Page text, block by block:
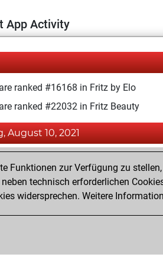
App Activity
ranked #16168 in Fritz by Elo
ranked #22032 in Fritz Beauty
August 10, 2021
a new Elo of 1585
your Fritz account
Funktionen zur Verfügung zu
technisch erforderlichen
widersprechen. Weitere